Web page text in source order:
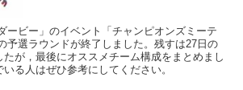
ービー」のイベント「チャンピオンズミーテ
予選ラウンドが終了しました。残すは27日の
が，最後にオススメチーム構成をまとめまし
る人はぜひ参考にしてください。